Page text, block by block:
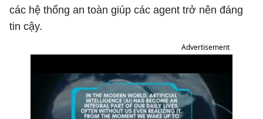
các hệ thống an toàn giúp các agent trở nên đáng
tin cậy.
Advertisement